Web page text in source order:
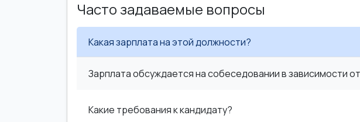
Часто задаваемые вопросы
Какая зарплата на этой должности?
Зарплата обсуждается на собеседовании в зависимости
Какие требования к кандидату?